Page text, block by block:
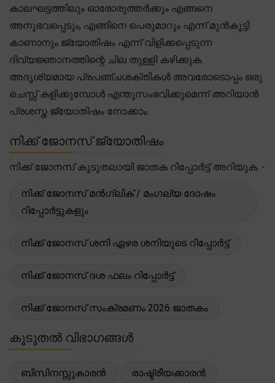
കാലഘട്ടത്തിലും ഓരോരുത്തർക്കും എങ്ങനെ
അനുഭവപ്പെടും, എങ്ങിനെ പെരുമാറും എന്ന് മുൻകൂട്ടി
കാണാനും ജ്യോതിഷം എന്ന് വിളിക്കപ്പെടുന്ന
ദിവ്യജ്ഞാനത്തിന്റെ ചില തുള്ളി കഴിക്കുക.
അദൃശ്യമായ പ്രപഞ്ചശക്തികൾ അവരോടൊപ്പം ഒരു
ചെസ്സ് കളിക്കുമ്പോൾ എന്തുസംഭവിക്കുമെന്ന് അറിയാൻ
പ്രശസ്ത ജ്യോതിഷം നോക്കാം.
നിക്ക് ജോനസ് ജ്യോതിഷം
നിക്ക് ജോനസ് കൂടുതലായി ജാതക റിപ്പോർട്ട് അറിയുക. -
നിക്ക് ജോനസ് മൻഗ്ലിക് / മംഗല്യ ദോഷം
റിപ്പോർട്ടുകളും
നിക്ക് ജോനസ് ശനി ഏഴര ശനിയുടെ റിപ്പോർട്ട്
നിക്ക് ജോനസ് ദശ ഫലം റിപ്പോർട്ട്
നിക്ക് ജോനസ് സംക്രമണം 2026 ജാതകം
കൂടുതൽ വിഭാഗങ്ങൾ
ബിസിനസ്സുകാരൻ രാഷ്ട്രീയക്കാരൻ